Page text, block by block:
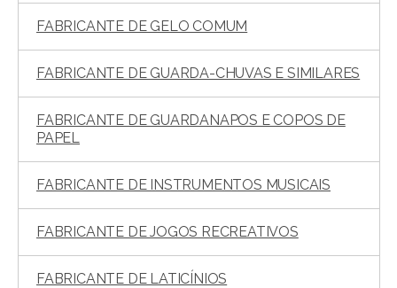
FABRICANTE DE GELO COMUM
FABRICANTE DE GUARDA-CHUVAS E SIMILARES
FABRICANTE DE GUARDANAPOS E COPOS DE
PAPEL
FABRICANTE DE INSTRUMENTOS MUSICAIS
FABRICANTE DE JOGOS RECREATIVOS
FABRICANTE DE LATICÍNIOS